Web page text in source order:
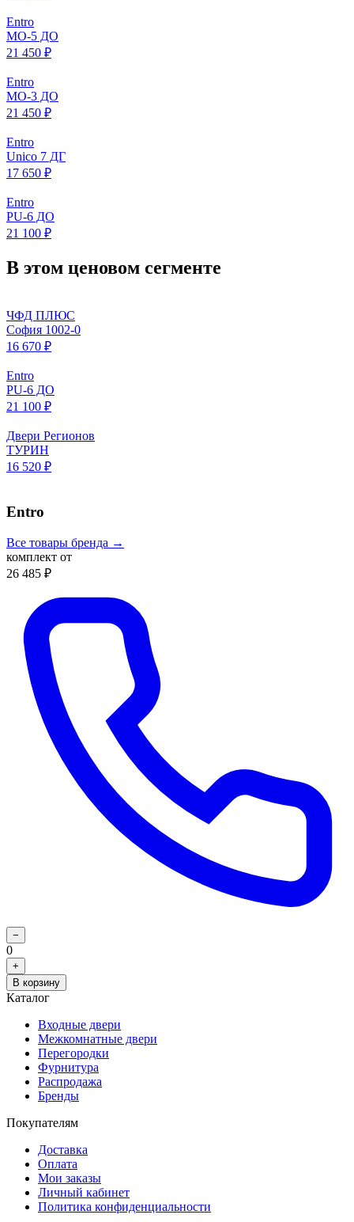
Entro
МO-5 ДО
21 450 ₽
Entro
МO-3 ДО
21 450 ₽
Entro
Unico 7 ДГ
17 650 ₽
Entro
PU-6 ДО
21 100 ₽
В этом ценовом сегменте
ЧФД ПЛЮС
София 1002-0
16 670 ₽
Entro
PU-6 ДО
21 100 ₽
Двери Регионов
ТУРИН
16 520 ₽
Entro
Все товары бренда →
комплект от
26 485 ₽
−
0
+
В корзину
Каталог
Входные двери
Межкомнатные двери
Перегородки
Фурнитура
Распродажа
Бренды
Покупателям
Доставка
Оплата
Мои заказы
Личный кабинет
Политика конфиденциальности